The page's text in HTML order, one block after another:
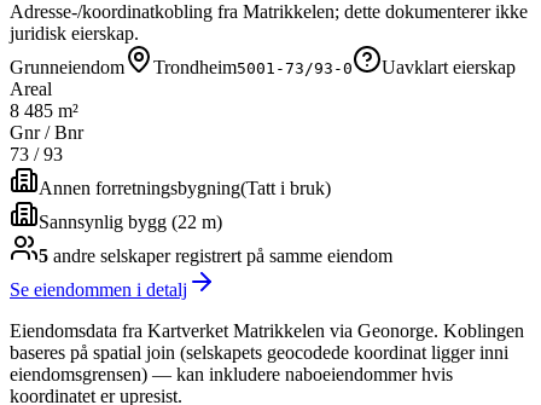
Adresse-/koordinatkobling fra Matrikkelen; dette dokumenterer ikke
juridisk eierskap.
Grunneiendom
Trondheim5001-73/93-0
Uavklart eierskap
Areal
8 485 m²
Gnr / Bnr
73 /93
Annen forretningsbygning(Tatt i bruk)
Sannsynlig bygg (22 m)
5 andre selskaperregistrert på samme eiendom
Se eiendommen i detalj
Eiendomsdata fra Kartverket Matrikkelen via Geonorge. Koblingen
baseres på spatial join (selskapets geocodede koordinat ligger inni
eiendomsgrensen) — kan inkludere naboeiendommer hvis
koordinatet er upresist.